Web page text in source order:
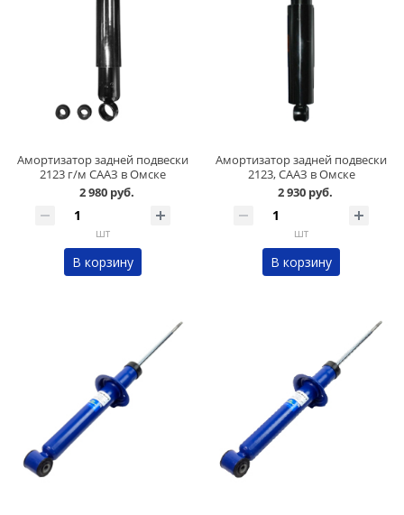
Амортизатор задней подвески
2123 г/м СААЗ в Омске
2 980 руб.
шт
В корзину
Амортизатор задней подвески
2123, СААЗ в Омске
2 930 руб.
шт
В корзину